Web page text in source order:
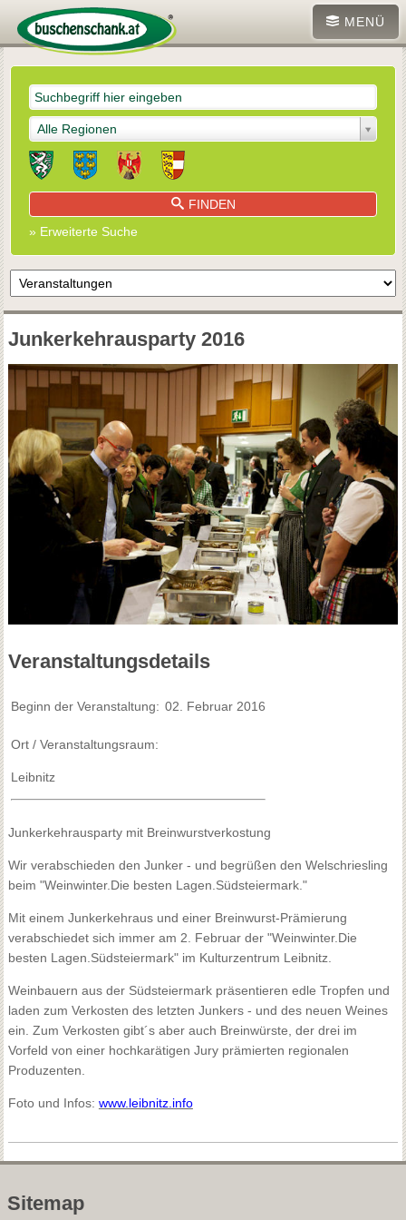
MENÜ
Alle Regionen
FINDEN
» Erweiterte Suche
Junkerkehrausparty 2016
Veranstaltungsdetails
Beginn der Veranstaltung: 02. Februar 2016
Ort / Veranstaltungsraum:
Leibnitz
Junkerkehrausparty mit Breinwurstverkostung
Wir verabschieden den Junker - und begrüßen den Welschriesling
beim "Weinwinter.Die besten Lagen.Südsteiermark."
Mit einem Junkerkehraus und einer Breinwurst-Prämierung
verabschiedet sich immer am 2. Februar der "Weinwinter.Die
besten Lagen.Südsteiermark" im Kulturzentrum Leibnitz.
Weinbauern aus der Südsteiermark präsentieren edle Tropfen und
laden zum Verkosten des letzten Junkers - und des neuen Weines
ein. Zum Verkosten gibt´s aber auch Breinwürste, der drei im
Vorfeld von einer hochkarätigen Jury prämierten regionalen
Produzenten.
Foto und Infos: www.leibnitz.info
Sitemap